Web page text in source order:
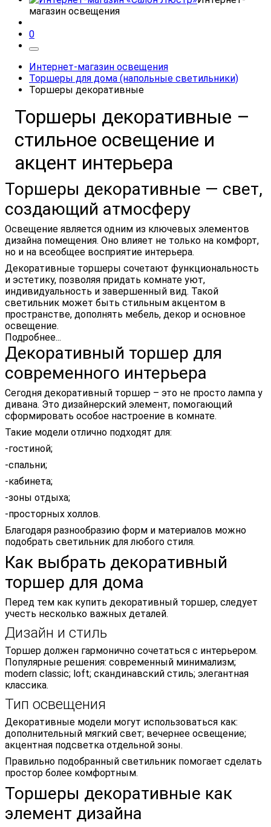
магазин освещения
0
Интернет-магазин освещения
Торшеры для дома (напольные светильники)
Торшеры декоративные
Торшеры декоративные –
стильное освещение и
акцент интерьера
Торшеры декоративные — свет,
создающий атмосферу
Освещение является одним из ключевых элементов
дизайна помещения. Оно влияет не только на комфорт,
но и на всеобщее восприятие интерьера.
Декоративные торшеры сочетают функциональность
и эстетику, позволяя придать комнате уют,
индивидуальность и завершенный вид. Такой
светильник может быть стильным акцентом в
пространстве, дополнять мебель, декор и основное
освещение.
Подробнее...
Декоративный торшер для
современного интерьера
Сегодня декоративный торшер – это не просто лампа у
дивана. Это дизайнерский элемент, помогающий
сформировать особое настроение в комнате.
Такие модели отлично подходят для:
-гостиной;
-спальни;
-кабинета;
-зоны отдыха;
-просторных холлов.
Благодаря разнообразию форм и материалов можно
подобрать светильник для любого стиля.
Как выбрать декоративный
торшер для дома
Перед тем как купить декоративный торшер, следует
учесть несколько важных деталей.
Дизайн и стиль
Торшер должен гармонично сочетаться с интерьером.
Популярные решения: современный минимализм;
modern classic; loft; скандинавский стиль; элегантная
классика.
Тип освещения
Декоративные модели могут использоваться как:
дополнительный мягкий свет; вечернее освещение;
акцентная подсветка отдельной зоны.
Правильно подобранный светильник помогает сделать
простор более комфортным.
Торшеры декоративные как
элемент дизайна